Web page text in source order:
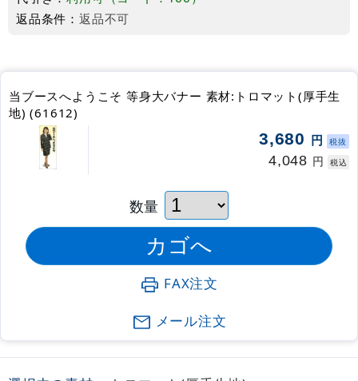
返品条件： 返品不可
当ブースへようこそ 等身大バナー 素材:トロマット(厚手生
地) (61612)
3,680 円 税抜
4,048 円 税込
数量
FAX注文
メール注文